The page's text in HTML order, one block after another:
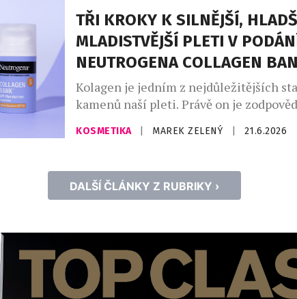
zaregistruje svůj nákup na webu
www.chillysoutez.cz. Aktivita podporuje
kamenných prodejnách i e-shopech a
dlouhodobou […]
TŘI KROKY K SILNĚJŠÍ,
MLADISTVĚJŠÍ PLETI V
NEUTROGENA COLLAGEN
Kolagen je jedním z nejdůležitějších
kamenů naší pleti. Právě on je
pevnost, pružnost a mladistvý vzhled.
věkem však jeho přirozená produkce
ztrácet přibližně jedno procento
Není proto překvapením, že se v
KOSMETIKA MAREK ZELENÝ 21.6.2026
DALŠÍ ČLÁNKY Z RUBRIKY ›